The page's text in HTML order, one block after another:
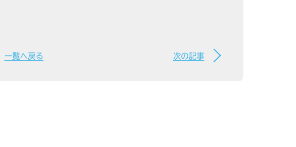
一覧へ戻る 次の記事